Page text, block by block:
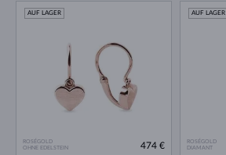
ROSÉGOLD
OHNE EDELSTEIN
AUF LAGER
474 €
ROSÉGOLD
DIAMANT
AUF LAGER